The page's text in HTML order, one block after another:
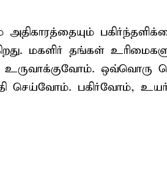
மகளிர் தங்கள்
உருவாக்குவோம். ஒவ்வொரு
செய்வோம். பகிர்வோம்,